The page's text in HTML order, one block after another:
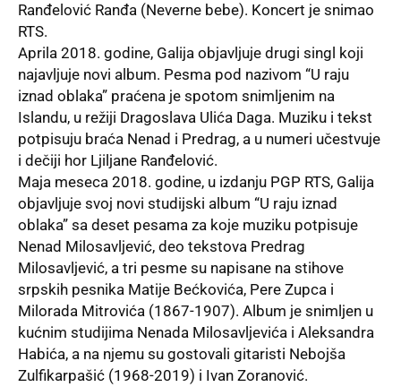
Ranđelović Ranđa (Neverne bebe). Koncert je snimao
RTS.
Aprila 2018. godine, Galija objavljuje drugi singl koji
najavljuje novi album. Pesma pod nazivom “U raju
iznad oblaka” praćena je spotom snimljenim na
Islandu, u režiji Dragoslava Ulića Daga. Muziku i tekst
potpisuju braća Nenad i Predrag, a u numeri učestvuje
i dečiji hor Ljiljane Ranđelović.
Maja meseca 2018. godine, u izdanju PGP RTS, Galija
objavljuje svoj novi studijski album “U raju iznad
oblaka” sa deset pesama za koje muziku potpisuje
Nenad Milosavljević, deo tekstova Predrag
Milosavljević, a tri pesme su napisane na stihove
srpskih pesnika Matije Bećkovića, Pere Zupca i
Milorada Mitrovića (1867-1907). Album je snimljen u
kućnim studijima Nenada Milosavljevića i Aleksandra
Habića, a na njemu su gostovali gitaristi Nebojša
Zulfikarpašić (1968-2019) i Ivan Zoranović.